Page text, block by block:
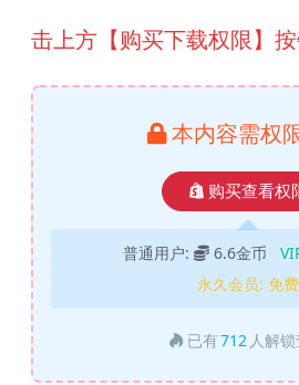
击上方【购买下载权限】
本内容需权
购买查看权
普通用户: 6.6金币
永久会员: 免费
已有712 人解